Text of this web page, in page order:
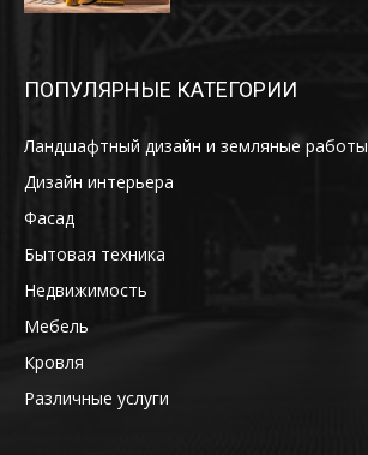
ПОПУЛЯРНЫЕ КАТЕГОРИИ
Ландшафтный дизайн и земляные работы
Дизайн интерьера
Фасад
Бытовая техника
Недвижимость
Мебель
Кровля
Различные услуги